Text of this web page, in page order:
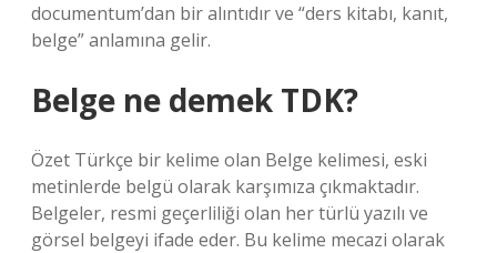
documentum’dan bir alıntıdır ve “ders kitabı, kanıt,
belge” anlamına gelir.
Belge ne demek TDK?
Özet Türkçe bir kelime olan Belge kelimesi, eski
metinlerde belgü olarak karşımıza çıkmaktadır.
Belgeler, resmi geçerliliği olan her türlü yazılı ve
görsel belgeyi ifade eder. Bu kelime mecazi olarak